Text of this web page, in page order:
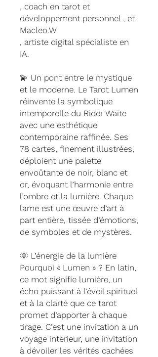
, coach en tarot et
développement personnel , et
Macleo.W
, artiste digital spécialiste en
IA.
💫 Un pont entre le mystique
et le moderne. Le Tarot Lumen
réinvente la symbolique
intemporelle du Rider Waite
avec une esthétique
contemporaine raffinée. Ses
78 cartes, finement illustrées,
déploient une palette
envoûtante de noir, blanc et
or, évoquant l’harmonie entre
l’ombre et la lumière. Chaque
lame est une œuvre d’art à
part entière, tissée d’émotions,
de symboles et de mystères.
🌞 L’énergie de la lumière
Pourquoi « Lumen » ? En latin,
ce mot signifie lumière, un
écho puissant à l’éveil spirituel
et à la clarté que ce tarot
promet d’apporter à chaque
tirage. C’est une invitation a un
voyage interieur, une invitation
à dévoiler les vérités cachées